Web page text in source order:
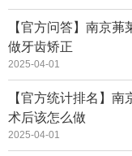
【官方问答】南京
做牙齿矫正
2025-04-01
【官方统计排名】
术后该怎么做
2025-04-01